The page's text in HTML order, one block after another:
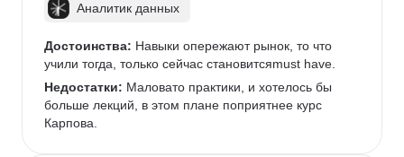
Аналитик данных
Достоинства: Навыки опережают рынок, то что
учили тогда, только сейчас становитсяmust have.
Недостатки: Маловато практики, и хотелось бы
больше лекций, в этом плане поприятнее курс
Карпова.